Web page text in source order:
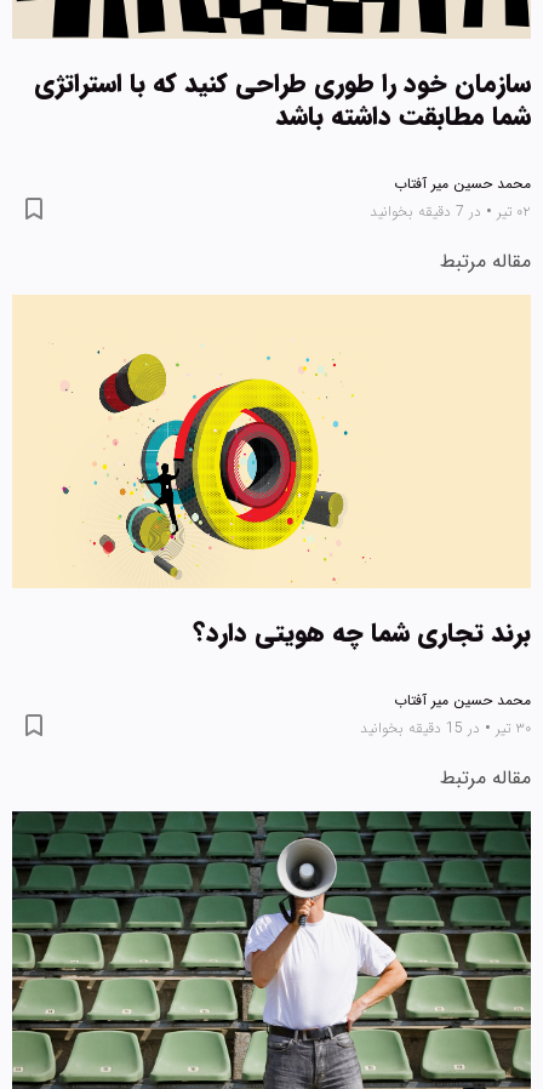
سازمان خود را طوری طراحی کنید که با استراتژی
شما مطابقت داشته باشد
محمد حسین میر آفتاب
۰۲ تیر
• در 7 دقیقه بخوانید
مقاله مرتبط
برند تجاری شما چه هویتی دارد؟
محمد حسین میر آفتاب
۳۰ تیر
• در 15 دقیقه بخوانید
مقاله مرتبط